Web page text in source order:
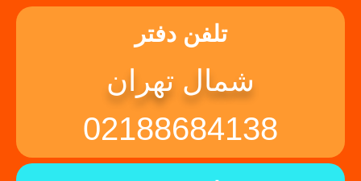
تلفن دفتر
شمال تهران
02188684138